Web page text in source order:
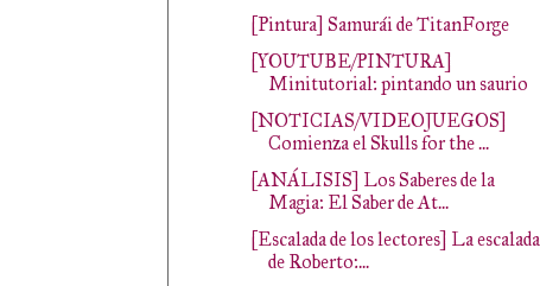
[Pintura] Samurái de TitanForge
[YOUTUBE/PINTURA]
Minitutorial: pintando un saurio
[NOTICIAS/VIDEOJUEGOS]
Comienza el Skulls for the ...
[ANÁLISIS] Los Saberes de la
Magia: El Saber de At...
[Escalada de los lectores] La escalada
de Roberto:...